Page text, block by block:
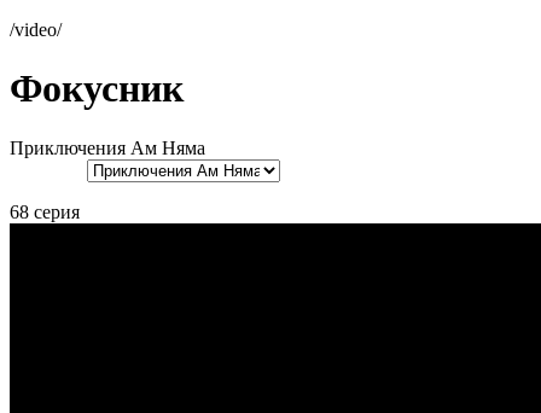
/video/
Фокусник
Приключения Ам Няма
68 серия